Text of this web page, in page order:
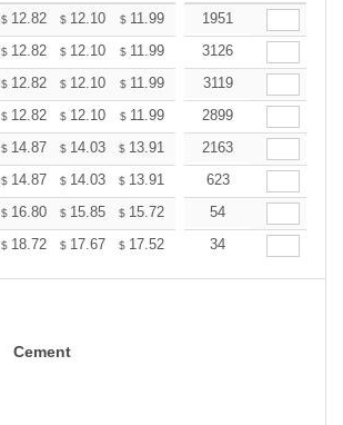
$ 12.82 $ 12.10 $ 11.99 11.79
1951
$ 12.82 $ 12.10 $ 11.99 11.79
3126
$ 12.82 $ 12.10 $ 11.99 11.79
3119
$ 12.82 $ 12.10 $ 11.99 11.79
2899
$ 14.87 $ 14.03 $ 13.91 13.67
2163
$ 14.87 $ 14.03 $ 13.91 13.67
623
$ 16.80 $ 15.85 $ 15.72 15.45
54
$ 18.72 $ 17.67 $ 17.52 17.21
34
Cement